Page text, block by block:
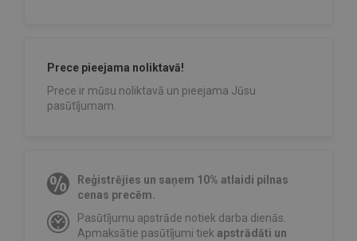
Prece pieejama noliktavā!
Prece ir mūsu noliktavā un pieejama Jūsu
pasūtījumam.
Reģistrējies un saņem 10% atlaidi pilnas
cenas precēm.
Pasūtījumu apstrāde notiek darba dienās.
Apmaksātie pasūtījumi tiekapstrādāti un